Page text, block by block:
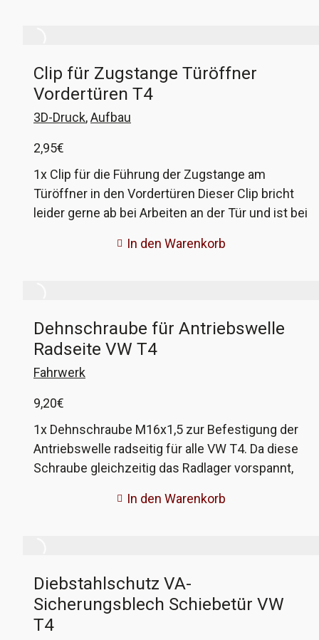
Kasse 'Abholung' und 'Überweisung' an und
schreibt einen kurzen Text. Ihr bekommt dann
eine angepasste Rechnung. Der Austausch ist
bewerkstelligen und das anschließend
erforderliche Anlernen der ZV auch kein
Hexenwerk.
Clip für Zugstange Türöffner
Vordertüren T4
3D-Druck,Aufbau
2,95€
1x Clip für die Führung der Zugstange am
Türöffner in den Vordertüren Dieser Clip bricht
leider gerne ab bei Arbeiten an der Tür und ist bei
jetzt bei uns wieder zu bekommen in guter
In den Warenkorb
Dehnschraube für Antriebswelle
Radseite VW T4
Fahrwerk
9,20€
1x Dehnschraube M16x1,5 zur Befestigung der
Antriebswelle radseitig für alle VW T4. Da diese
Schraube gleichzeitig das Radlager vorspannt,
Sonst droht eine Überdehnung der Schraube,
Febi. VW-Vergleichsnummer: N906 251 01
In den Warenkorb
Diebstahlschutz VA-
Sicherungsblech Schiebetür VW
T4